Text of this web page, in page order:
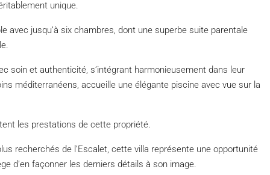
unique.
avec jusqu’à six chambres, dont une superbe suite parentale
soin et authenticité, s’intégrant harmonieusement dans leur
méditerranéens, accueille une élégante piscine avec vue sur la
les prestations de cette propriété.
recherchés de l’Escalet, cette villa représente une opportunité
d’en façonner les derniers détails à son image.